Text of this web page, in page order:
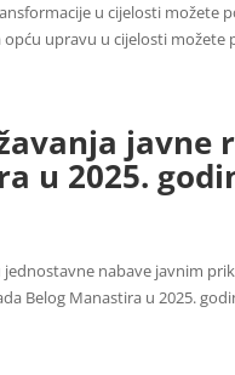
u cijelosti možete
upravu u cijelosti možete
javne
u 2025.
nabave javnim
Belog Manastira u 2025.